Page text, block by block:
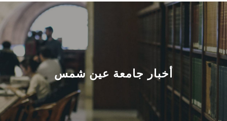
الرئيسيـة
عن الجامعة
القطاعـات
الشئون الأكاديمية
أخبار جامعة عين شمس